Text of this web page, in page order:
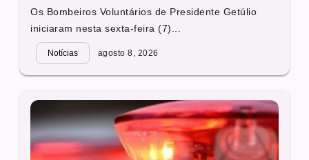
Os Bombeiros Voluntários de Presidente Getúlio
iniciaram nesta sexta-feira (7)...
Notícias agosto 8, 2026